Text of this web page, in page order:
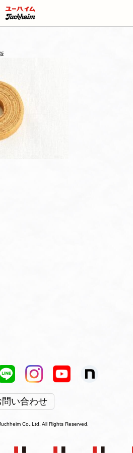
問い合わせ
Co.,Ltd. All Rights Reserved.